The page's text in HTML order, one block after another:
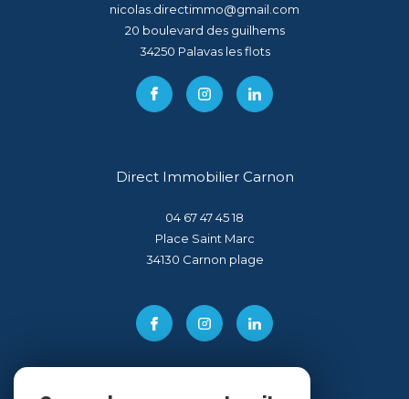
nicolas.directimmo@gmail.com
20 boulevard des guilhems
34250
palavas les flots
Direct Immobilier Carnon
04 67 47 45 18
Place Saint Marc
34130
carnon plage